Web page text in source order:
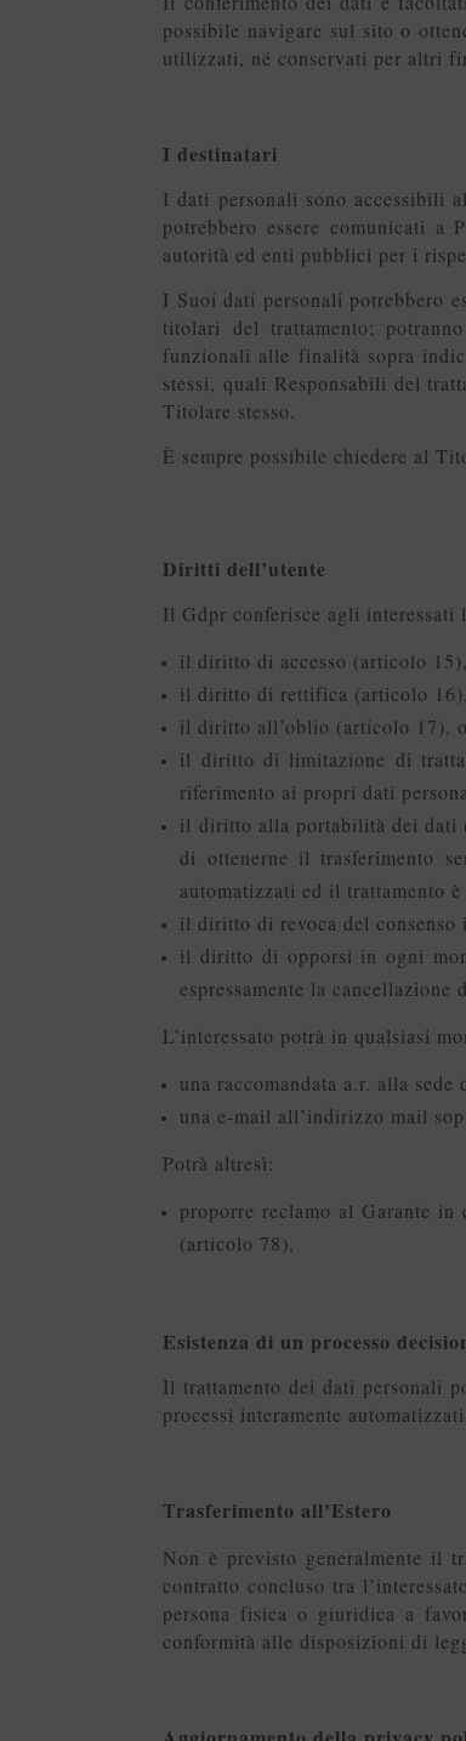
possibile navigare sul sito o
utilizzati, né conservati per altri
I destinatari
I dati personali sono accessibili
potrebbero essere comunicati
autorità ed enti pubblici per i
I Suoi dati personali potrebbero
titolari del trattamento;
funzionali alle finalità sopra
stessi, quali Responsabili del
Titolare stesso.
È sempre possibile chiedere al
Diritti dell’utente
Il Gdpr conferisce agli
il diritto di accesso (articolo
il diritto di rettifica (articolo
il diritto all’oblio (articolo 17),
il diritto di limitazione di
riferimento ai propri dati
il diritto alla portabilità dei dati
di ottenerne il trasferimento
automatizzati ed il trattamento
il diritto di revoca del consenso
il diritto di opporsi in ogni
espressamente la cancellazione
L’interessato potrà in qualsiasi
una raccomandata a.r. alla
una e-mail all’indirizzo mail
Potrà altresì:
proporre reclamo al Garante
(articolo 78),
Esistenza di un processo
Il trattamento dei dati personali
processi interamente automatizzati.
Trasferimento all’Estero
Non è previsto generalmente il
contratto concluso tra
persona fisica o giuridica a
conformità alle disposizioni di